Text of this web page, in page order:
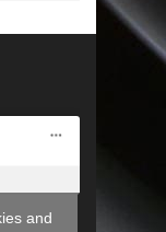
and